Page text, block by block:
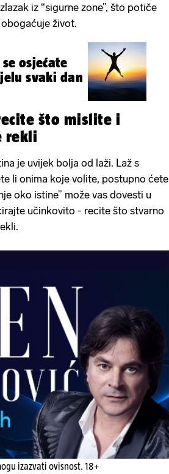
iz “sigurne zone”, što potiče
život.
osjećate
svaki dan
što mislite i
rekli
je uvijek bolja od laži. Laž s
li onima koje volite, postupno ćete
oko istine” može vas dovesti u
učinkovito - recite što stvarno
izazvati ovisnost. 18+